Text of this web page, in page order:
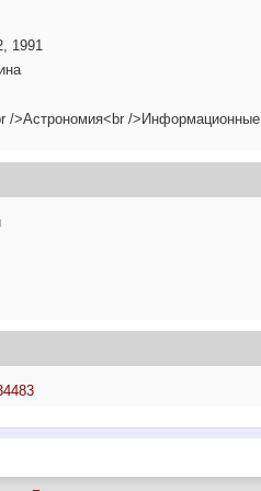
1991
/>Астрономия<br />Информационные